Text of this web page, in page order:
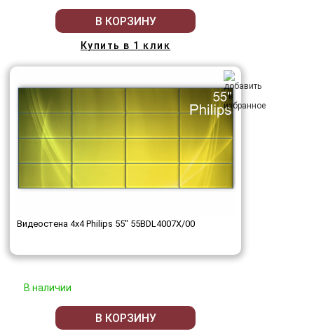
В КОРЗИНУ
Купить в 1 клик
Видеостена 4x4 Philips 55" 55BDL4007X/00
В наличии
В КОРЗИНУ